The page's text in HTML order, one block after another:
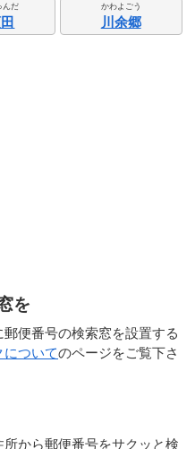
んだ かわよごう
川余郷
を
便番号の検索窓を設置する
についてのページをご覧下さ
から郵便番号をサクッと検